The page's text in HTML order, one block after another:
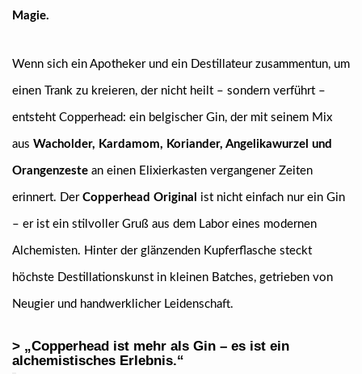
Magie.
Wenn sich ein Apotheker und ein Destillateur zusammentun, um
einen Trank zu kreieren, der nicht heilt – sondern verführt –
entsteht Copperhead: ein belgischer Gin, der mit seinem Mix
aus Wacholder, Kardamom, Koriander, Angelikawurzel und
Orangenzeste an einen Elixierkasten vergangener Zeiten
erinnert. Der Copperhead Original ist nicht einfach nur ein Gin
– er ist ein stilvoller Gruß aus dem Labor eines modernen
Alchemisten. Hinter der glänzenden Kupferflasche steckt
höchste Destillationskunst in kleinen Batches, getrieben von
Neugier und handwerklicher Leidenschaft.
> „Copperhead ist mehr als Gin – es ist ein
alchemistisches Erlebnis.“